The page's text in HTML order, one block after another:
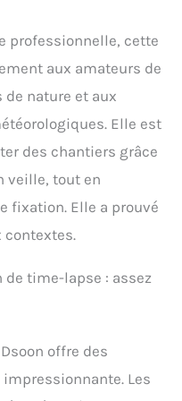
de prise de vue.
durée de vie】
constamment
de
remarquable de la
jusqu'à six
en toute
dans des
vous soucier de
dure jusqu'à 180
de 5 minutes.
】 Profitez
professionnelle, cette
aux amateurs de
nature et aux
Elle est
des chantiers grâce
veille, tout en
fixation. Elle a prouvé
contextes.
de time-lapse : assez
offre des
Les